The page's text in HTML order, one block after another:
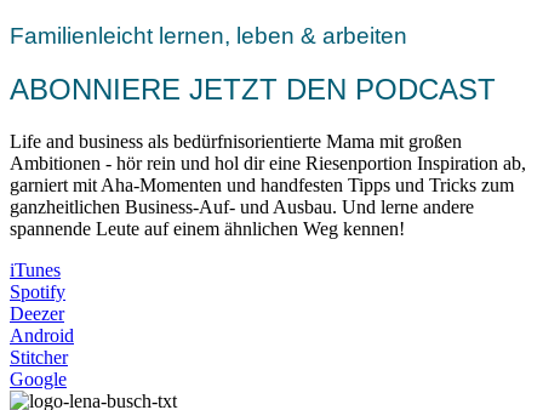
Familienleicht lernen, leben & arbeiten
ABONNIERE JETZT DEN PODCAST
Life and business als bedürfnisorientierte Mama mit großen
Ambitionen - hör rein und hol dir eine Riesenportion Inspiration ab,
garniert mit Aha-Momenten und handfesten Tipps und Tricks zum
ganzheitlichen Business-Auf- und Ausbau. Und lerne andere
spannende Leute auf einem ähnlichen Weg kennen!
iTunes
Spotify
Deezer
Android
Stitcher
Google